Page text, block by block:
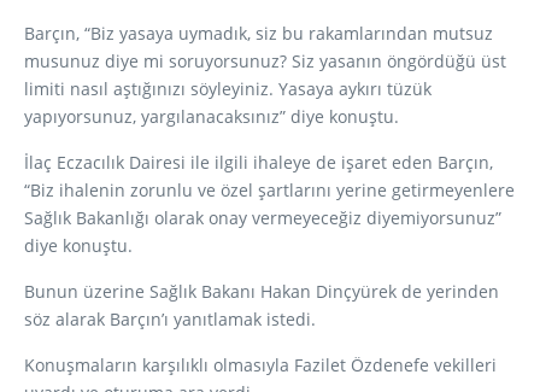
Barçın, “Biz yasaya uymadık, siz bu rakamlarından mutsuz
musunuz diye mi soruyorsunuz? Siz yasanın öngördüğü üst
limiti nasıl aştığınızı söyleyiniz. Yasaya aykırı tüzük
yapıyorsunuz, yargılanacaksınız” diye konuştu.
İlaç Eczacılık Dairesi ile ilgili ihaleye de işaret eden Barçın,
“Biz ihalenin zorunlu ve özel şartlarını yerine getirmeyenlere
Sağlık Bakanlığı olarak onay vermeyeceğiz diyemiyorsunuz”
diye konuştu.
Bunun üzerine Sağlık Bakanı Hakan Dinçyürek de yerinden
söz alarak Barçın’ı yanıtlamak istedi.
Konuşmaların karşılıklı olmasıyla Fazilet Özdenefe vekilleri